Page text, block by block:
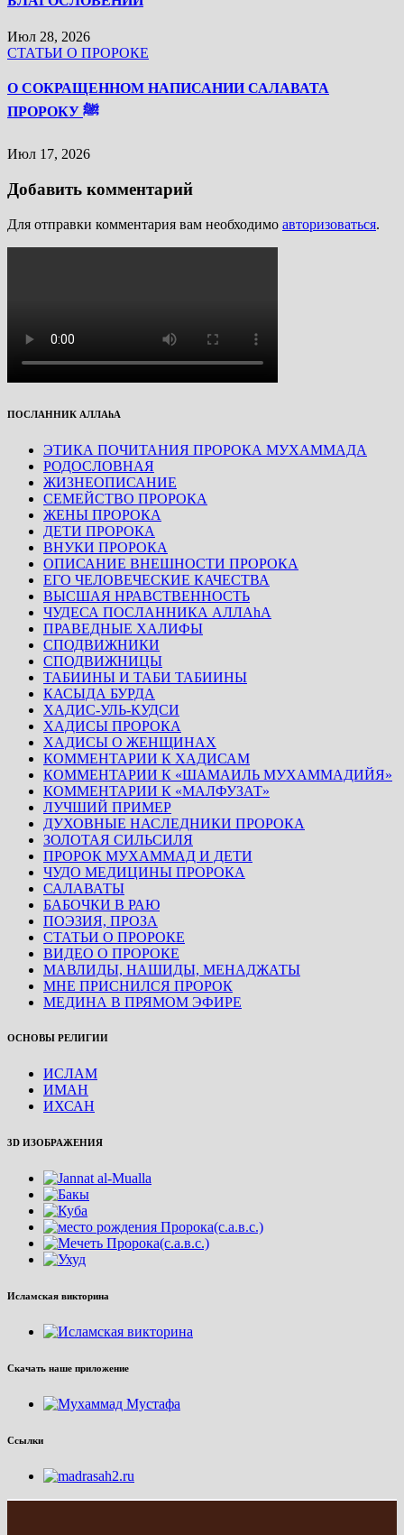
Июл 28, 2026
СТАТЬИ О ПРОРОКЕ
О СОКРАЩЕННОМ НАПИСАНИИ САЛАВАТА
ПРОРОКУ ﷺ
Июл 17, 2026
Добавить комментарий
Для отправки комментария вам необходимо авторизоваться.
ПОСЛАННИК АЛЛАhА
ЭТИКА ПОЧИТАНИЯ ПРОРОКА МУХАММАДА
РОДОСЛОВНАЯ
ЖИЗНЕОПИСАНИЕ
СЕМЕЙСТВО ПРОРОКА
ЖЕНЫ ПРОРОКА
ДЕТИ ПРОРОКА
ВНУКИ ПРОРОКА
ОПИСАНИЕ ВНЕШНОСТИ ПРОРОКА
ЕГО ЧЕЛОВЕЧЕСКИЕ КАЧЕСТВА
ВЫСШАЯ НРАВСТВЕННОСТЬ
ЧУДЕСА ПОСЛАННИКА АЛЛАhА
ПРАВЕДНЫЕ ХАЛИФЫ
СПОДВИЖНИКИ
СПОДВИЖНИЦЫ
ТАБИИНЫ И ТАБИ ТАБИИНЫ
КАСЫДА БУРДА
ХАДИС-УЛЬ-КУДСИ
ХАДИСЫ ПРОРОКА
ХАДИСЫ О ЖЕНЩИНАХ
КОММЕНТАРИИ К ХАДИСАМ
КОММЕНТАРИИ К «ШАМАИЛЬ МУХАММАДИЙЯ»
КОММЕНТАРИИ К «МАЛФУЗАТ»
ЛУЧШИЙ ПРИМЕР
ДУХОВНЫЕ НАСЛЕДНИКИ ПРОРОКА
ЗОЛОТАЯ СИЛЬСИЛЯ
ПРОРОК МУХАММАД И ДЕТИ
ЧУДО МЕДИЦИНЫ ПРОРОКА
САЛАВАТЫ
БАБОЧКИ В РАЮ
ПОЭЗИЯ, ПРОЗА
СТАТЬИ О ПРОРОКЕ
ВИДЕО О ПРОРОКЕ
МАВЛИДЫ, НАШИДЫ, МЕНАДЖАТЫ
МНЕ ПРИСНИЛСЯ ПРОРОК
МЕДИНА В ПРЯМОМ ЭФИРЕ
ОСНОВЫ РЕЛИГИИ
ИСЛАМ
ИМАН
ИХСАН
3D ИЗОБРАЖЕНИЯ
Исламская викторина
Скачать наше приложение
Ссылки